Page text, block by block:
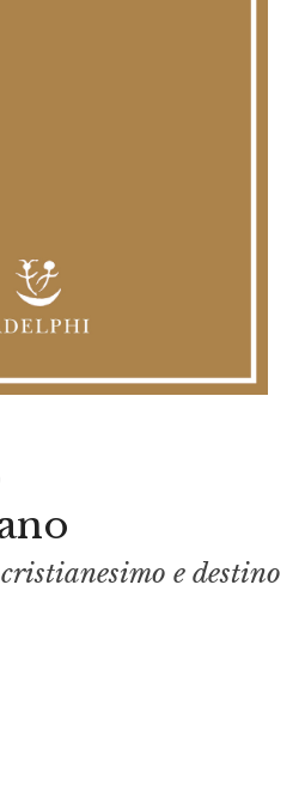
e destino